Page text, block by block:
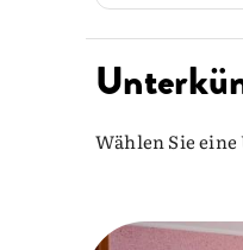
Wählen Sie